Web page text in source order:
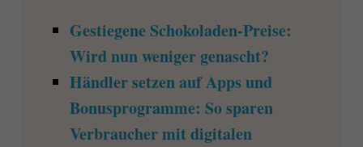
Gestiegene Schokoladen-Preise:
Wird nun weniger genascht?
Händler setzen auf Apps und
Bonusprogramme: So sparen
Verbraucher mit digitalen